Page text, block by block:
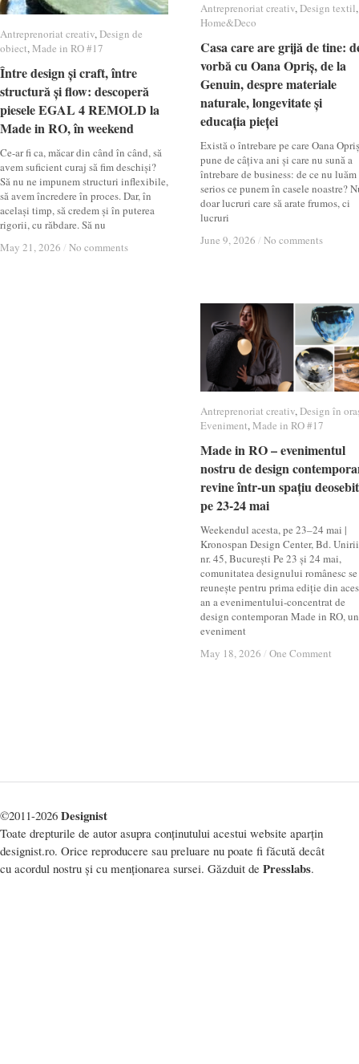
Antreprenoriat creativ,Design textil,
Home&Deco
Casa care are grijă de tine:
vorbă cu Oana Opriș, de la
Genuin, despre materiale
naturale, longevitate și
educația pieței
Există o întrebare pe care Oana
pune de câțiva ani și care nu sună a
întrebare de business: de ce nu
serios ce punem în casele noastre?
doar lucruri care să arate frumos, ci
lucruri
June 9, 2026 / No comments
Antreprenoriat creativ Design textil
Home&Deco
Casa care are grijă de tine:
vorbă cu Oana Opriș, de la
Genuin, despre materiale
naturale, longevitate și
educația pieței
June 9, 2026 / No comments
Antreprenoriat creativ,Design de
obiect,Made in RO #17
Între design și craft, între
structură și flow: descoperă
piesele EGAL 4 REMOLD la
Made in RO, în weekend
Ce-ar fi ca, măcar din când în când, să
avem suficient curaj să fim deschiși?
Să nu ne impunem structuri inflexibile,
să avem încredere în proces. Dar, în
același timp, să credem și în puterea
rigorii, cu răbdare. Să nu
May 21, 2026 / No comments
Antreprenoriat creativ Design de
obiect Made in RO #17
Între design și craft, între
structură și flow: descoperă
piesele EGAL 4 REMOLD la
Made in RO, în weekend
May 21, 2026 / No comments
Antreprenoriat creativ,Design în
Eveniment,Made in RO #17
Made in RO – evenimentul
nostru de design
revine într-un spațiu
pe 23-24 mai
Weekendul acesta, pe 23–24 mai |
Kronospan Design Center, Bd. Unirii
nr. 45, București Pe 23 și 24 mai,
comunitatea designului românesc se
reunește pentru prima ediție din
an a evenimentului-concentrat de
design contemporan Made in RO, un
eveniment
May 18, 2026 / One Comment
Antreprenoriat creativ Design în
Eveniment Made in RO #17
Made in RO – evenimentul
nostru de design
revine într-un spațiu
pe 23-24 mai
May 18, 2026 / One Comment
©2011-2026 Designist
Toate drepturile de autor asupra conținutului acestui website aparțin
designist.ro. Orice reproducere sau preluare nu poate fi făcută decât
cu acordul nostru și cu menționarea sursei. Găzduit de Presslabs.